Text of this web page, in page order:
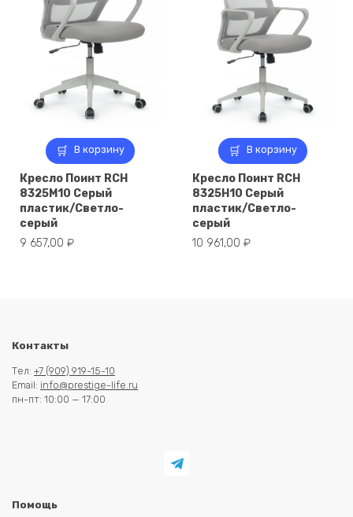
В корзину
Кресло Поинт RCH
8325M10 Серый
пластик/Светло-
серый
9 657,00 ₽
В корзину
Кресло Поинт RCH
8325H10 Серый
пластик/Светло-
серый
10 961,00 ₽
Контакты
Тел: +7 (909) 919-15-10
Email: info@prestige-life.ru
пн-пт: 10:00 — 17:00
Помощь